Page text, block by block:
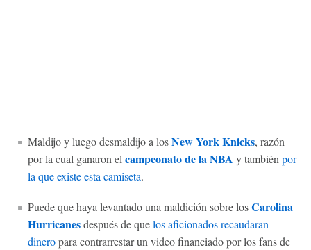
Maldijo y luego desmaldijo a losNew York Knicks, razón
por la cual ganaron el campeonato de la NBA y también por
la que existe esta camiseta.
Puede que haya levantado una maldición sobre losCarolina
Hurricanesdespués de quelos aficionados recaudaran
dineropara contrarrestar un video financiado por los fans de